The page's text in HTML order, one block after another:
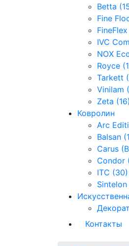
Betta
Fine
IVC
NOX
Royce
Tarkett
Vinilam
Zeta (16)
Ковролин
Arc
Balsan
Carus
Condor
ITC (30)
Контакты